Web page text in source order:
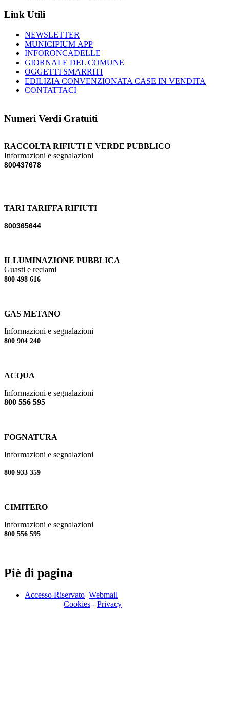
Link Utili
NEWSLETTER
MUNICIPIUM APP
INFORONCADELLE
GIORNALE DEL COMUNE
OGGETTI SMARRITI
EDILIZIA CONVENZIONATA CASE IN VENDITA
CONTATTACI
Numeri Verdi Gratuiti
RACCOLTA RIFIUTI E VERDE PUBBLICO
Informazioni e segnalazioni
800437678
TARI TARIFFA RIFIUTI
800365644
ILLUMINAZIONE PUBBLICA
Guasti e reclami
800 498 616
GAS METANO
Informazioni e segnalazioni
800 904 240
ACQUA
Informazioni e segnalazioni
800 556 595
FOGNATURA
Informazioni e segnalazioni
800 933 359
CIMITERO
Informazioni e segnalazioni
800 556 595
Piè di pagina
Accesso Riservato Webmail
Cookies - Privacy